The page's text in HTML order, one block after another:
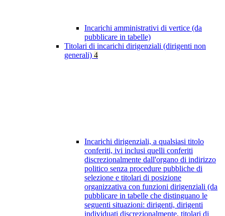
Incarichi amministrativi di vertice (da
pubblicare in tabelle)
Titolari di incarichi dirigenziali (dirigenti non
generali) 4
Incarichi dirigenziali, a qualsiasi titolo
conferiti, ivi inclusi quelli conferiti
discrezionalmente dall'organo di indirizzo
politico senza procedure pubbliche di
selezione e titolari di posizione
organizzativa con funzioni dirigenziali (da
pubblicare in tabelle che distinguano le
seguenti situazioni: dirigenti, dirigenti
individuati discrezionalmente, titolari di